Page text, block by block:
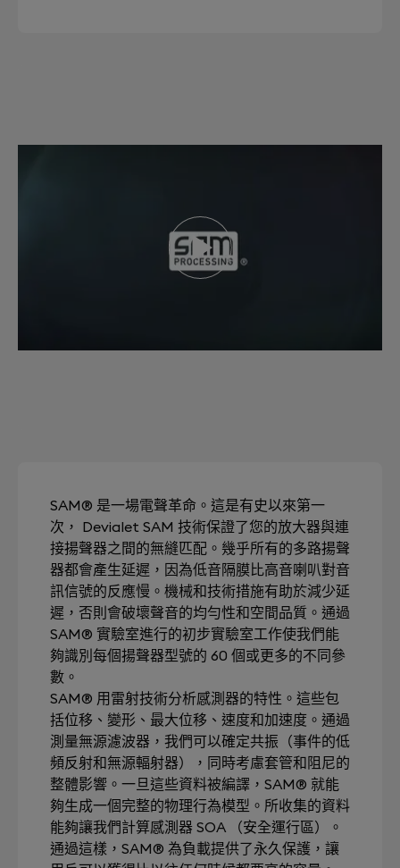
SAM® 是一場電聲革命。這是有史以來第一
次， Devialet SAM 技術保證了您的放大器與連
接揚聲器之間的無縫匹配。幾乎所有的多路揚聲
器都會產生延遲，因為低音隔膜比高音喇叭對音
訊信號的反應慢。機械和技術措施有助於減少延
遲，否則會破壞聲音的均勻性和空間品質。通過
SAM® 實驗室進行的初步實驗室工作使我們能
夠識別每個揚聲器型號的 60 個或更多的不同參
數。
SAM® 用雷射技術分析感測器的特性。這些包
括位移、變形、最大位移、速度和加速度。通過
測量無源濾波器，我們可以確定共振（事件的低
頻反射和無源輻射器），同時考慮套管和阻尼的
整體影響。一旦這些資料被編譯，SAM® 就能
夠生成一個完整的物理行為模型。所收集的資料
能夠讓我們計算感測器 SOA （安全運行區）。
通過這樣，SAM® 為負載提供了永久保護，讓